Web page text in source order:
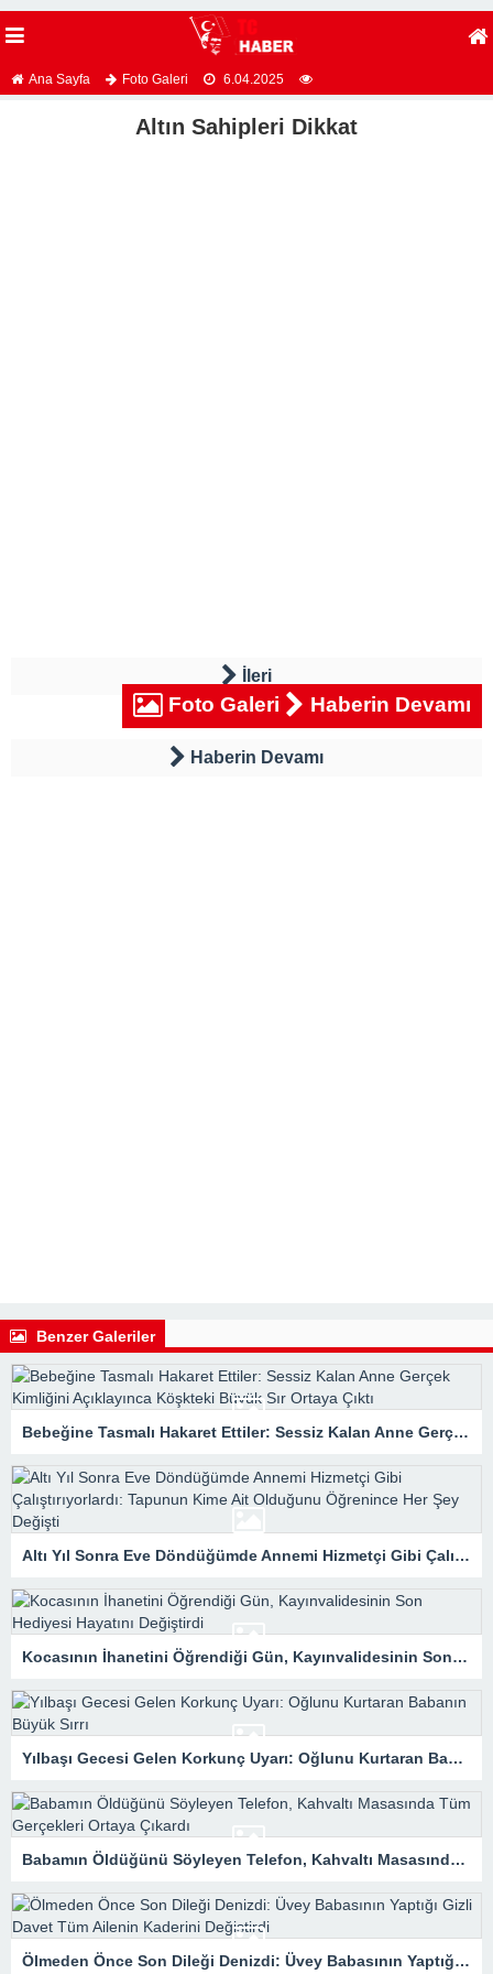
Ana Sayfa Foto Galeri 6.04.2025
Altın Sahipleri Dikkat
İleri
Foto Galeri Haberin Devamı
Haberin Devamı
Benzer Galeriler
Bebeğine Tasmalı Hakaret Ettiler: Sessiz Kalan Anne Gerçek Kimliğini Açıklayınca Köşkteki Büyük Sır Ortaya Çıktı
Altı Yıl Sonra Eve Döndüğümde Annemi Hizmetçi Gibi Çalıştırıyorlardı: Tapunun Kime Ait Olduğunu Öğrenince Her Şey Değişti
Kocasının İhanetini Öğrendiği Gün, Kayınvalidesinin Son Hediyesi Hayatını Değiştirdi
Yılbaşı Gecesi Gelen Korkunç Uyarı: Oğlunu Kurtaran Babanın Büyük Sırrı
Babamın Öldüğünü Söyleyen Telefon, Kahvaltı Masasında Tüm Gerçekleri Ortaya Çıkardı
Ölmeden Önce Son Dileği Denizdi: Üvey Babasının Yaptığı Gizli Davet Tüm Ailenin Kaderini Değiştirdi